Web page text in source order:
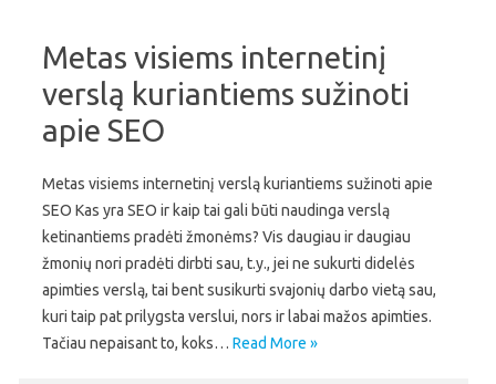
Metas visiems internetinį
verslą kuriantiems sužinoti
apie SEO
Metas visiems internetinį verslą kuriantiems sužinoti apie
SEO Kas yra SEO ir kaip tai gali būti naudinga verslą
ketinantiems pradėti žmonėms? Vis daugiau ir daugiau
žmonių nori pradėti dirbti sau, t.y., jei ne sukurti didelės
apimties verslą, tai bent susikurti svajonių darbo vietą sau,
kuri taip pat prilygsta verslui, nors ir labai mažos apimties.
Tačiau nepaisant to, koks… Read More »